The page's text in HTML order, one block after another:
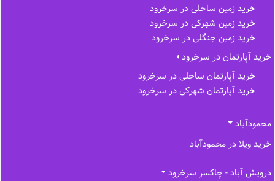
خرید زمین ساحلی در سرخرود
خرید زمین شهرکی در سرخرود
خرید زمین جنگلی در سرخرود
خرید آپارتمان در سرخرود
خرید آپارتمان ساحلی در سرخرود
خرید آپارتمان شهرکی در سرخرود
محمودآباد
خرید ویلا در محمودآباد
درویش آباد - چاکسر سرخرود